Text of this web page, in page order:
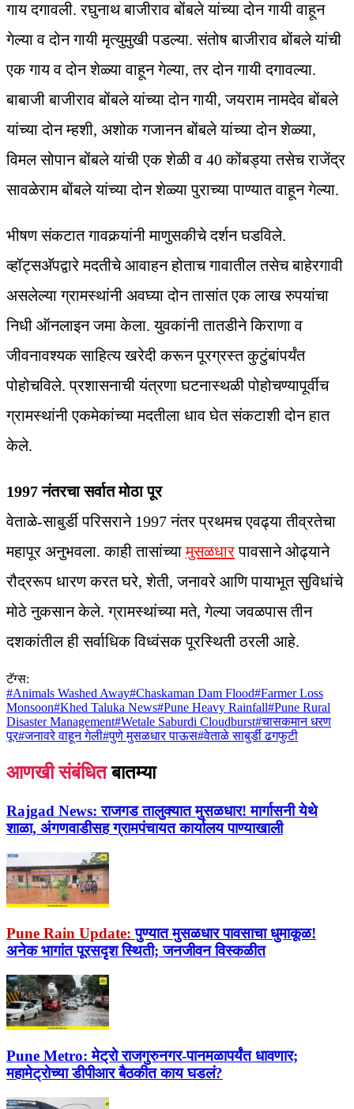
गाय दगावली. रघुनाथ बाजीराव बोंबले यांच्या दोन गायी वाहून
गेल्या व दोन गायी मृत्युमुखी पडल्या. संतोष बाजीराव बोंबले यांची
एक गाय व दोन शेळ्या वाहून गेल्या, तर दोन गायी दगावल्या.
बाबाजी बाजीराव बोंबले यांच्या दोन गायी, जयराम नामदेव बोंबले
यांच्या दोन म्हशी, अशोक गजानन बोंबले यांच्या दोन शेळ्या,
विमल सोपान बोंबले यांची एक शेळी व 40 कोंबड्या तसेच राजेंद्र
सावळेराम बोंबले यांच्या दोन शेळ्या पुराच्या पाण्यात वाहून गेल्या.
भीषण संकटात गावकर्‍यांनी माणुसकीचे दर्शन घडविले.
व्हॉट्सअ‍ॅपद्वारे मदतीचे आवाहन होताच गावातील तसेच बाहेरगावी
असलेल्या ग्रामस्थांनी अवघ्या दोन तासांत एक लाख रुपयांचा
निधी ऑनलाइन जमा केला. युवकांनी तातडीने किराणा व
जीवनावश्यक साहित्य खरेदी करून पूरग्रस्त कुटुंबांपर्यंत
पोहोचविले. प्रशासनाची यंत्रणा घटनास्थळी पोहोचण्यापूर्वीच
ग्रामस्थांनी एकमेकांच्या मदतीला धाव घेत संकटाशी दोन हात
केले.
1997 नंतरचा सर्वात मोठा पूर
वेताळे-साबुर्डी परिसराने 1997 नंतर प्रथमच एवढ्या तीव्रतेचा
महापूर अनुभवला. काही तासांच्यामुसळधारपावसाने ओढ्याने
रौद्ररूप धारण करत घरे, शेती, जनावरे आणि पायाभूत सुविधांचे
मोठे नुकसान केले. ग्रामस्थांच्या मते, गेल्या जवळपास तीन
दशकांतील ही सर्वाधिक विध्वंसक पूरस्थिती ठरली आहे.
टॅग्स:
#Animals Washed Away#Chaskaman Dam Flood#Farmer Loss
Monsoon#Khed Taluka News#Pune Heavy Rainfall#Pune Rural
Disaster Management#Wetale Saburdi Cloudburst#चासकमान धरण
पूर#जनावरे वाहून गेली#पुणे मुसळधार पाऊस#वेताळे साबुर्डी ढगफुटी
आणखी संबंधित बातम्या
Rajgad News: राजगड तालुक्यात मुसळधार! मार्गासनी येथे
शाळा, अंगणवाडीसह ग्रामपंचायत कार्यालय पाण्याखाली
Pune Rain Update: पुण्यात मुसळधार पावसाचा धुमाकूळ!
अनेक भागांत पूरसदृश स्थिती; जनजीवन विस्कळीत
Pune Metro: मेट्रो राजगुरुनगर-पानमळापर्यंत धावणार;
महामेट्रोच्या डीपीआर बैठकीत काय घडलं?